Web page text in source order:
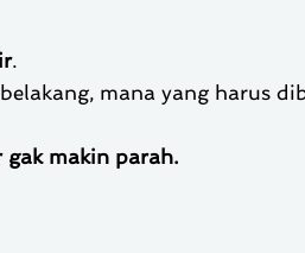
.
mana yang harus
makin parah.